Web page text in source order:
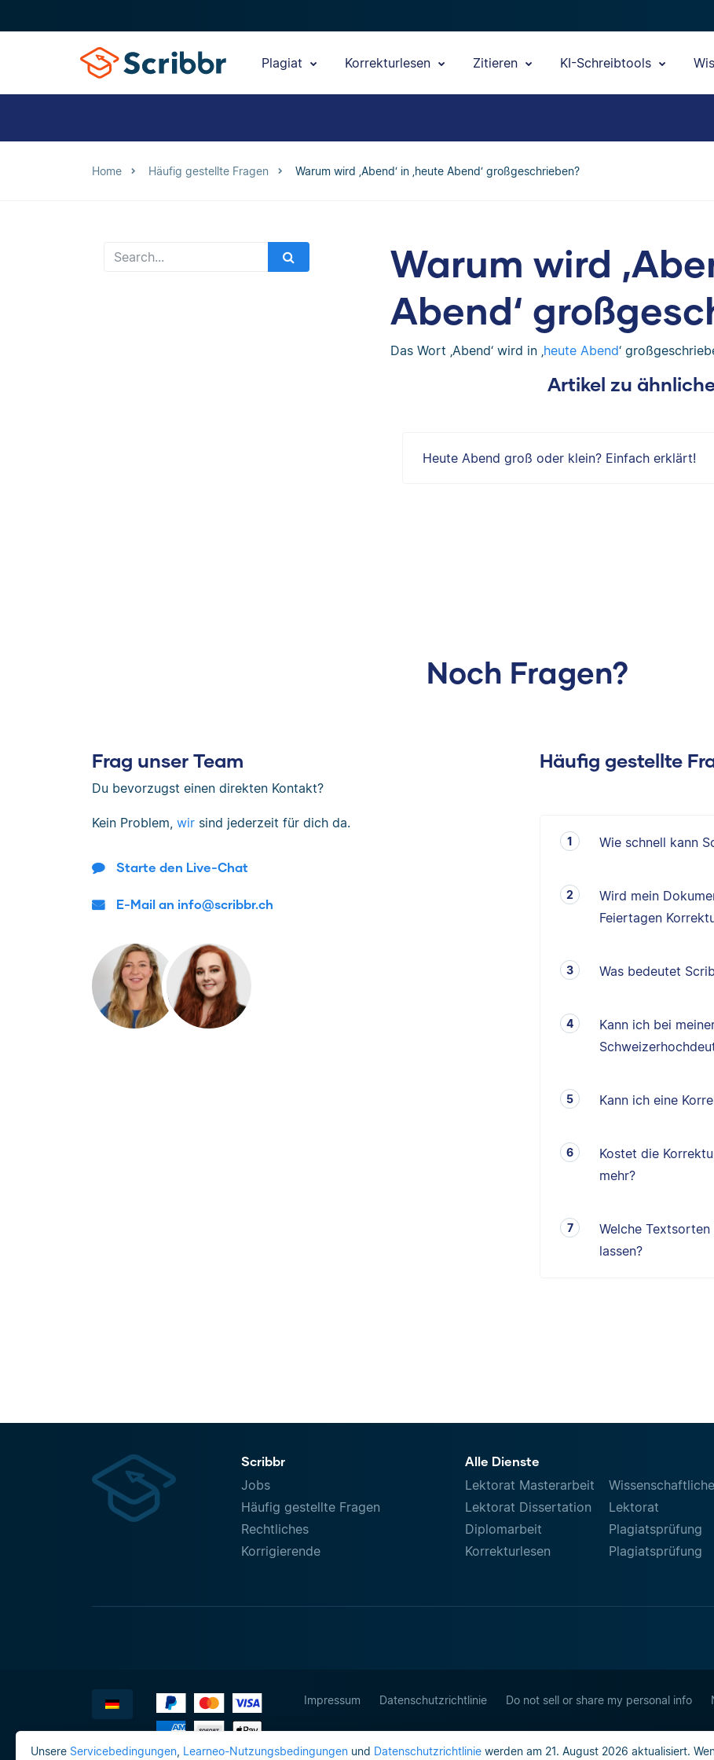
Unsere Servicebedingungen, Learneo-Nutzungsbedingungenund Datenschutzrichtliniewerden am 21. August 2026 aktualisiert.
Plagiat Korrekturlesen Zitieren KI-Schreibtools
Home Häufig gestellte Fragen Warum wird ‚Abend‘ in ‚heute Abend‘ großgeschrieben?
Warum wird
Abend‘
Das Wort ‚Abend‘ wird in ‚heute Abend‘
Artikel zu
Heute Abend groß oder klein? Einfach erklärt!
Noch Fragen?
Frag unser Team
Du bevorzugst einen direkten Kontakt?
Kein Problem, wir sind jederzeit für dich da.
Starte den Live-Chat
E-Mail an info@scribbr.ch
Häufig gestellte
Wie schnell kann
Wird mein
Feiertagen
Was bedeutet
Kann ich bei
Kann ich eine
Kostet die
mehr?
Welche
lassen?
Scribbr
Jobs
Häufig gestellte Fragen
Rechtliches
Korrigierende
Alle Dienste
Lektorat Masterarbeit
Lektorat Dissertation
Diplomarbeit
Korrekturlesen
Lektorat
Plagiatsprüfung
Plagiatsprüfung
Impressum Datenschutzrichtlinie Do not sell or share my personal info